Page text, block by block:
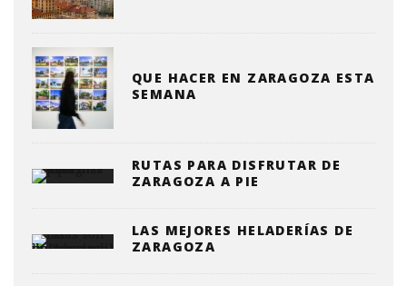
QUE HACER EN ZARAGOZA ESTA
SEMANA
RUTAS PARA DISFRUTAR DE
ZARAGOZA A PIE
LAS MEJORES HELADERÍAS DE
ZARAGOZA